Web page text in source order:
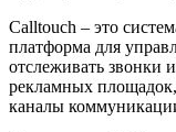
Calltouch – это
платформа для
отслеживать звонки
рекламных
каналы